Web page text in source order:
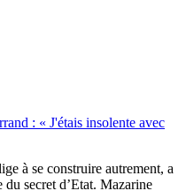
: « J'étais insolente avec
à se construire autrement, a
secret d’Etat. Mazarine